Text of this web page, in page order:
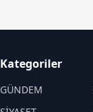
Kategoriler
GÜNDEM